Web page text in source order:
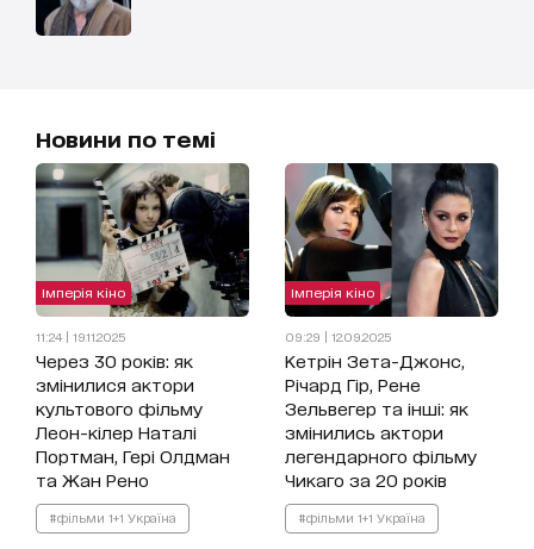
Новини по темі
Імперія кіно
11:24 | 19.11.2025
Через 30 років: як
змінилися актори
культового фільму
Леон-кілер Наталі
Портман, Гері Олдман
та Жан Рено
#фільми 1+1 Україна
Імперія кіно
09:29 | 12.09.2025
Кетрін Зета-Джонс,
Річард Гір, Рене
Зельвегер та інші: як
змінились актори
легендарного фільму
Чикаго за 20 років
#фільми 1+1 Україна